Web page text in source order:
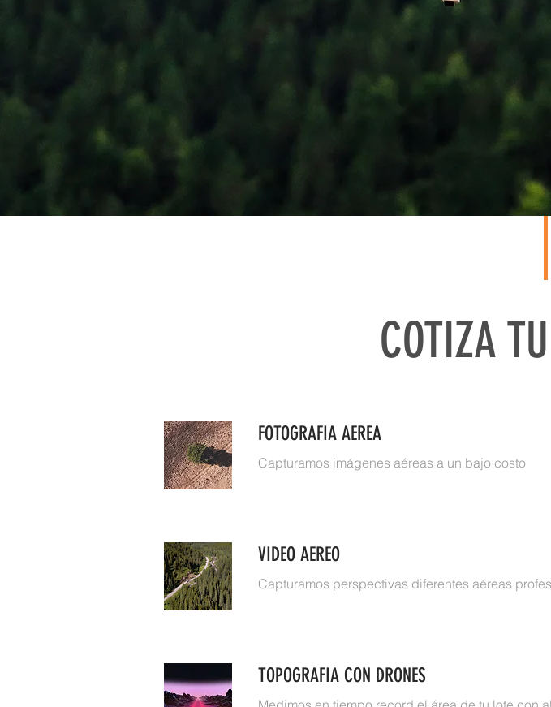
COTIZA
FOTOGRAFIA AEREA
Capturamos imágenes aéreas a un bajo costo
VIDEO AEREO
Capturamos perspectivas diferentes aéreas
TOPOGRAFIA CON DRONES